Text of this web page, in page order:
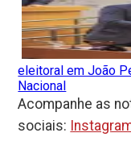
eleitoral em João
Nacional
Acompanhe as
sociais: